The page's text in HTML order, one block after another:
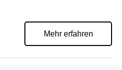
Mehr erfahren